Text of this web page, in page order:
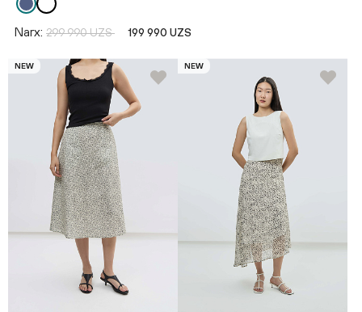
Narx: 299 990 UZS 199 990 UZS
NEW NEW